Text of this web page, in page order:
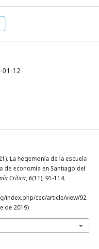
01-12
La hegemonía de la escuela
de economía en Santiago del
Crítica,6(11), 91-114.
index.php/cec/article/view/92
de 2019)